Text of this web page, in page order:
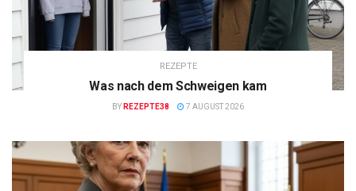
REZEPTE
Was nach dem Schweigen kam
BY REZEPTE38 7 AUGUST 2026